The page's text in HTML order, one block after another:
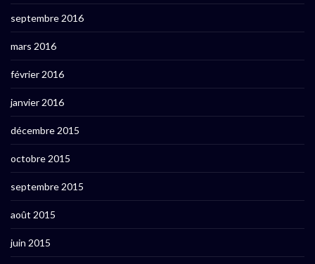
septembre 2016
mars 2016
février 2016
janvier 2016
décembre 2015
octobre 2015
septembre 2015
août 2015
juin 2015